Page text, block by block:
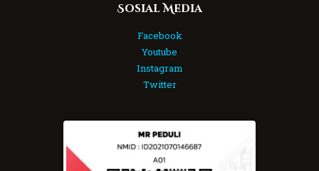
Sosial Media
Facebook
Youtube
Instagram
Twitter